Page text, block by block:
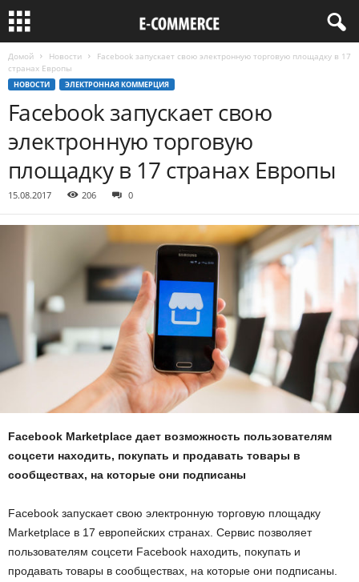
Домой Новости
Facebook запускает свою электронную торговую площадку в 17
странах Европы
НОВОСТИ ЭЛЕКТРОННАЯ КОММЕРЦИЯ
Facebook запускает свою
электронную торговую
площадку в 17 странах Европы
15.08.2017 206 0
Facebook Marketplace дает возможность пользователям
соцсети находить, покупать и продавать товары в
сообществах, на которые они подписаны
Facebook запускает свою электронную торговую площадку
Marketplace в 17 европейских странах. Сервис позволяет
пользователям соцсети Facebook находить, покупать и
продавать товары в сообществах, на которые они подписаны.